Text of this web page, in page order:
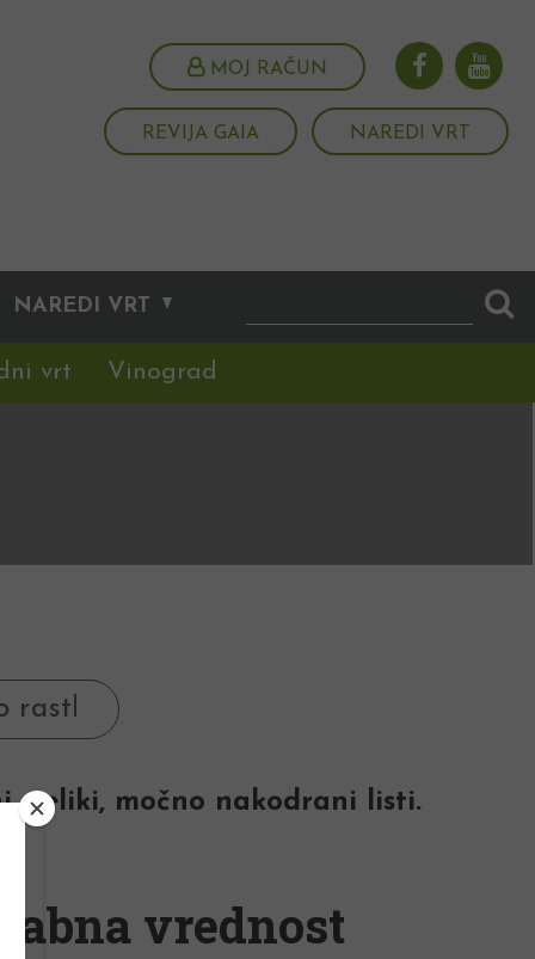
MOJ RAČUN
REVIJA GAIA NAREDI VRT
NAREDI VRT
vrt Vinograd
veliki, močno nakodrani listi.
vrednost